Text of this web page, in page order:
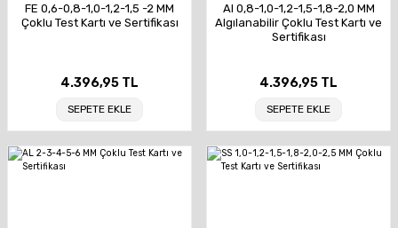
FE 0,6-0,8-1,0-1,2-1,5 -2 MM
Çoklu Test Kartı ve Sertifikası
4.396,95 TL
SEPETE EKLE
Al 0,8-1,0-1,2-1,5-1,8-2,0 MM
Algılanabilir Çoklu Test Kartı ve
Sertifikası
4.396,95 TL
SEPETE EKLE